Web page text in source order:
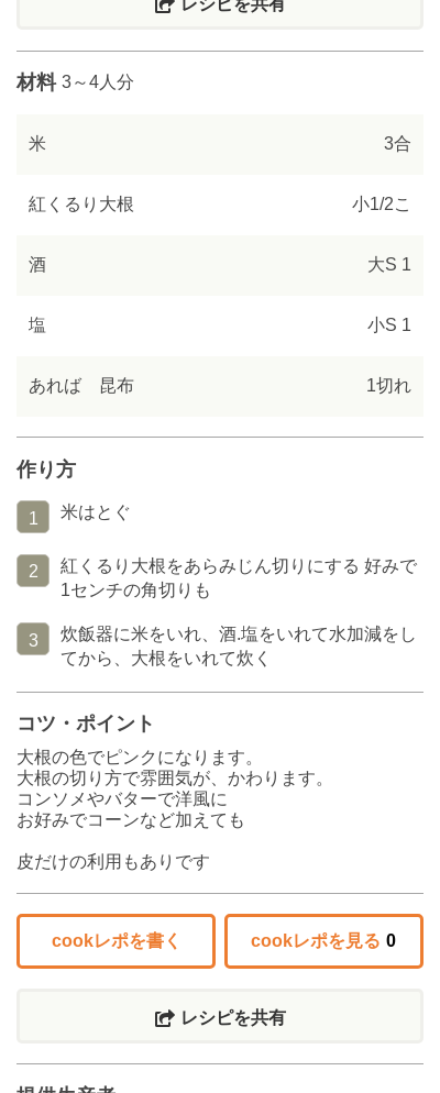
レシピを共有
材料 3～4人分
米 3合
紅くるり大根 小1/2こ
酒 大S 1
塩 小S 1
あれば 昆布 1切れ
作り方
1 米はとぐ
2
紅くるり大根をあらみじん切りにする 好みで
1センチの角切りも
3
炊飯器に米をいれ、酒.塩をいれて水加減をし
てから、大根をいれて炊く
コツ・ポイント
大根の色でピンクになります。
大根の切り方で雰囲気が、かわります。
コンソメやバターで洋風に
お好みでコーンなど加えても
皮だけの利用もありです
cookレポを書く cookレポを見る 0
レシピを共有